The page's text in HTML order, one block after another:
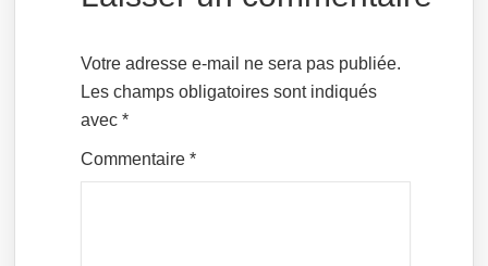
Votre adresse e-mail ne sera pas publiée.
Les champs obligatoires sont indiqués
avec*
Commentaire*